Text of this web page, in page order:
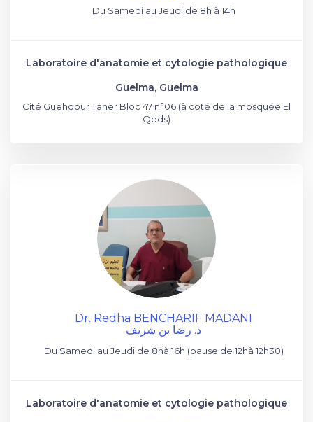
Du Samedi au Jeudi de 8h à 14h
Laboratoire d'anatomie et cytologie pathologique
Guelma, Guelma
Cité Guehdour Taher Bloc 47 n°06 (à coté de la mosquée El
Qods)
Dr. Redha BENCHARIF MADANI
د. رضا بن شريف
Du Samedi au Jeudi de 8hà 16h (pause de 12hà 12h30)
Laboratoire d'anatomie et cytologie pathologique